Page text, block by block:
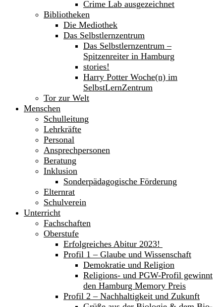
Crime Lab ausgezeichnet
Bibliotheken
Die Mediothek
Das Selbstlernzentrum
Das Selbstlernzentrum –
Spitzenreiter in Hamburg
stories!
Harry Potter Woche(n) im
SelbstLernZentrum
Tor zur Welt
Menschen
Schulleitung
Lehrkräfte
Personal
Ansprechpersonen
Beratung
Inklusion
Sonderpädagogische Förderung
Elternrat
Schulverein
Unterricht
Fachschaften
Oberstufe
Erfolgreiches Abitur 2023!
Profil 1 – Glaube und Wissenschaft
Demokratie und Religion
Religions- und PGW-Profil gewinnt
den Hamburg Memory Preis
Profil 2 – Nachhaltigkeit und Zukunft